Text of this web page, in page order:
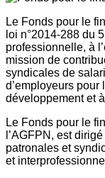
Le Fonds pour le
loi n°2014-288 du
professionnelle, à
mission de
syndicales de
d’employeurs pour
développement et
Le Fonds pour le
l’AGFPN, est
patronales et
et